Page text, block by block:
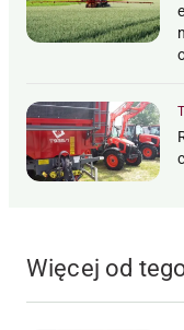
Więcej od